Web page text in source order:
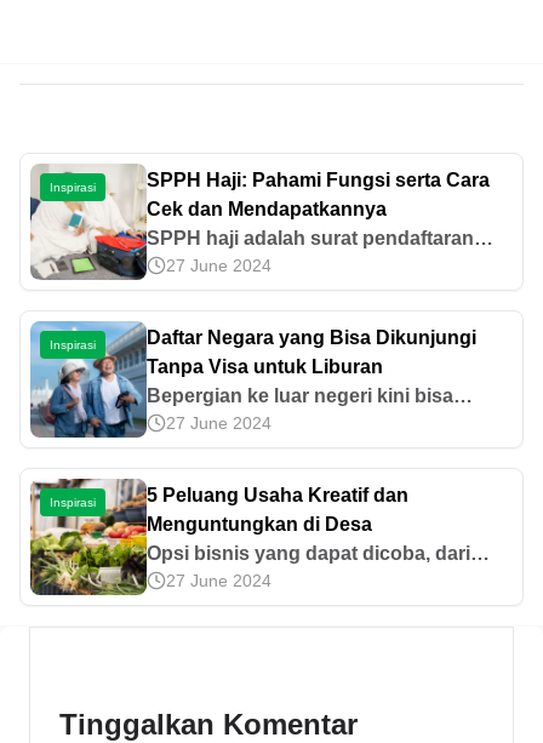
Inspirasi
SPPH Haji: Pahami Fungsi serta Cara
Cek dan Mendapatkannya
SPPH haji adalah surat pendaftaran
pergi haji yang wajib dimiliki. Simak
pengertian, fungsi, cara mendapatkan,
dan cek nomor porsi haji terbaru di sini.
27 June 2024
Inspirasi
Daftar Negara yang Bisa Dikunjungi
Tanpa Visa untuk Liburan
Bepergian ke luar negeri kini bisa
dilakukan oleh siapa saja, bahkan
dengan modal minim. Cek rekomendasi
negara terbaik untuk liburan tanpa visa
berikut!
27 June 2024
Inspirasi
5 Peluang Usaha Kreatif dan
Menguntungkan di Desa
Opsi bisnis yang dapat dicoba, dari
yang konvensional hingga yang
inovatif. Ketahui 5 peluang usaha di
27 June 2024
Tinggalkan Komentar